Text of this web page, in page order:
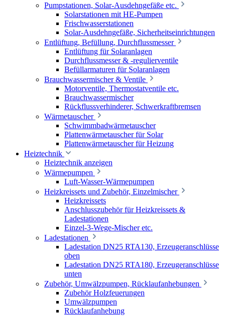
Pumpstationen, Solar-Ausdehngefäße etc.
Solarstationen mit HE-Pumpen
Frischwasserstationen
Solar-Ausdehngefäße, Sicherheitseinrichtungen
Entlüftung, Befüllung, Durchflussmesser
Entlüftung für Solaranlagen
Durchflussmesser & -regulierventile
Befüllarmaturen für Solaranlagen
Brauchwassermischer & Ventile
Motorventile, Thermostatventile etc.
Brauchwassermischer
Rückflussverhinderer, Schwerkraftbremsen
Wärmetauscher
Schwimmbadwärmetauscher
Plattenwärmetauscher für Solar
Plattenwärmetauscher für Heizung
Heiztechnik
Heiztechnik anzeigen
Wärmepumpen
Luft-Wasser-Wärmepumpen
Heizkreissets und Zubehör, Einzelmischer
Heizkreissets
Anschlusszubehör für Heizkreissets &
Ladestationen
Einzel-3-Wege-Mischer etc.
Ladestationen
Ladestation DN25 RTA130, Erzeugeranschlüsse
oben
Ladestation DN25 RTA180, Erzeugeranschlüsse
unten
Zubehör, Umwälzpumpen, Rücklaufanhebungen
Zubehör Holzfeuerungen
Umwälzpumpen
Rücklaufanhebung